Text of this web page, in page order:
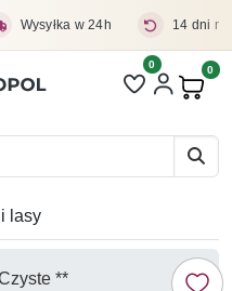
Wysyłka w 24h 14 dni
Liczba pozycji
0 0
lasy